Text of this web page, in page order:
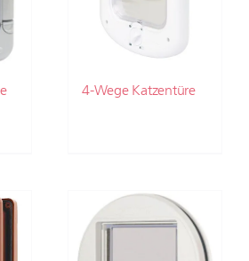
4-Wege Katzentüre